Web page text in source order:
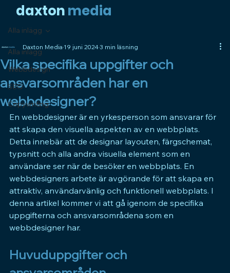
daxtonmedia
Alla inlägg
Webbdesign
SEO
Copywriting
Alla inlägg
Vilka specifika uppgifter och
ansvarsområden har en
webbdesigner?
Daxton Media 19 juni 20243 min läsning
En webbdesigner är en yrkesperson som ansvarar för
att skapa den visuella aspekten av en webbplats.
Detta innebär att de designar layouten, färgschemat,
typsnitt och alla andra visuella element som en
användare ser när de besöker en webbplats. En
webbdesigners arbete är avgörande för att skapa en
attraktiv, användarvänlig och funktionell webbplats. I
denna artikel kommer vi att gå igenom de specifika
uppgifterna och ansvarsområdena som en
webbdesigner har.
Huvuduppgifter och